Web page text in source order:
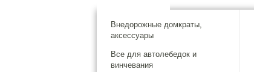
Внедорожные домкраты,
аксессуары
Все для автолебедок и
винчевания